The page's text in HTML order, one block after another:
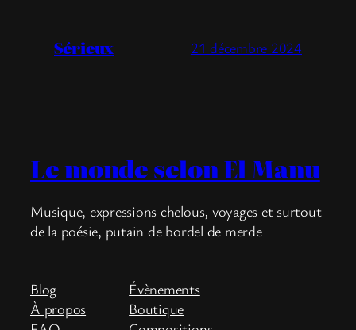
Sérieux 21 décembre 2024
Le monde selon El Manu
Musique, expressions chelous, voyages et surtout
de la poésie, putain de bordel de merde
Blog
À propos
Évènements
Boutique